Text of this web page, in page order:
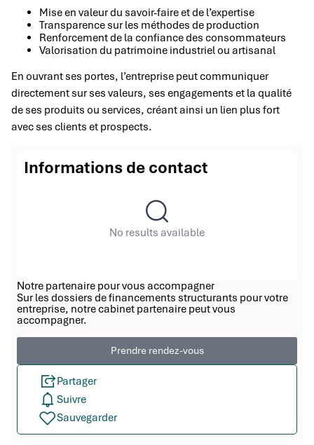
Mise en valeur du savoir-faire et de l’expertise
Transparence sur les méthodes de production
Renforcement de la confiance des consommateurs
Valorisation du patrimoine industriel ou artisanal
En ouvrant ses portes, l’entreprise peut communiquer
directement sur ses valeurs, ses engagements et la qualité
de ses produits ou services, créant ainsi un lien plus fort
avec ses clients et prospects.
Informations de contact
No results available
Notre partenaire pour vous accompagner
Sur les dossiers de financements structurants pour votre
entreprise, notre cabinet partenaire peut vous
accompagner.
Prendre rendez-vous
Partager
Suivre
Sauvegarder